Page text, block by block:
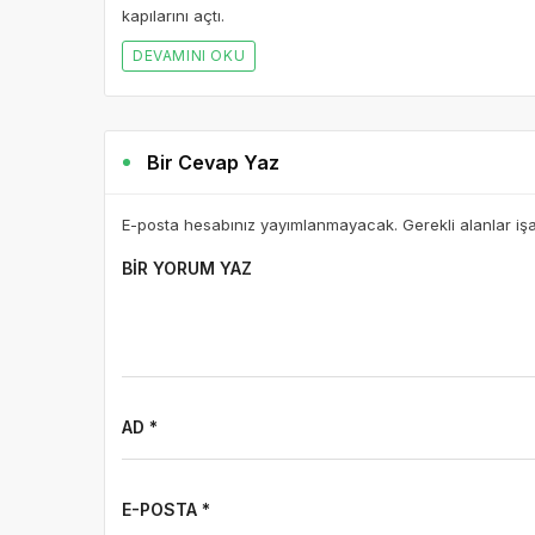
kapılarını açtı.
DEVAMINI OKU
Bir Cevap Yaz
E-posta hesabınız yayımlanmayacak. Gerekli alanlar
BIR YORUM YAZ
AD *
E-POSTA *